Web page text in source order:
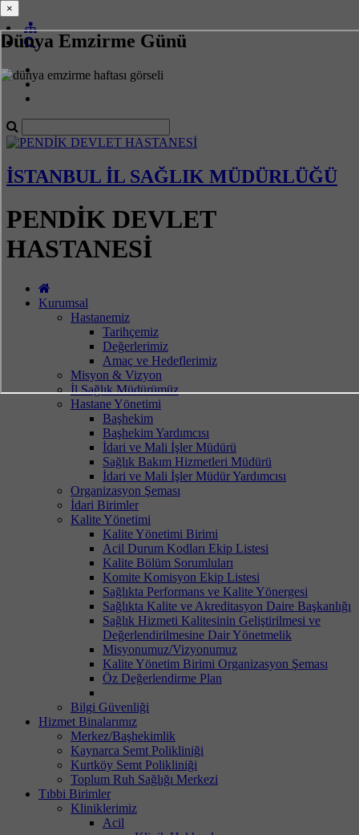
Dünya Emzirme Günü
İSTANBUL İL SAĞLIK MÜDÜRLÜĞÜ
PENDİK DEVLET
HASTANESİ
Kurumsal
Hastanemiz
Tarihçemiz
Değerlerimiz
Amaç ve Hedeflerimiz
Misyon & Vizyon
İl Sağlık Müdürümüz
Hastane Yönetimi
Başhekim
Başhekim Yardımcısı
İdari ve Mali İşler Müdürü
Sağlık Bakım Hizmetleri Müdürü
İdari ve Mali İşler Müdür Yardımcısı
Organizasyon Şeması
İdari Birimler
Kalite Yönetimi
Kalite Yönetimi Birimi
Acil Durum Kodları Ekip Listesi
Kalite Bölüm Sorumluları
Komite Komisyon Ekip Listesi
Sağlıkta Performans ve Kalite Yönergesi
Sağlıkta Kalite ve Akreditasyon Daire Başkanlığı
Sağlık Hizmeti Kalitesinin Geliştirilmesi ve
Değerlendirilmesine Dair Yönetmelik
Misyonumuz/Vizyonumuz
Kalite Yönetim Birimi Organizasyon Şeması
Öz Değerlendirme Plan
Bilgi Güvenliği
Hizmet Binalarımız
Merkez/Başhekimlik
Kaynarca Semt Polikliniği
Kurtköy Semt Polikliniği
Toplum Ruh Sağlığı Merkezi
Tıbbi Birimler
Kliniklerimiz
Acil
×